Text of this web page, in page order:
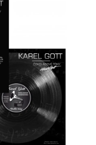
Reklamace